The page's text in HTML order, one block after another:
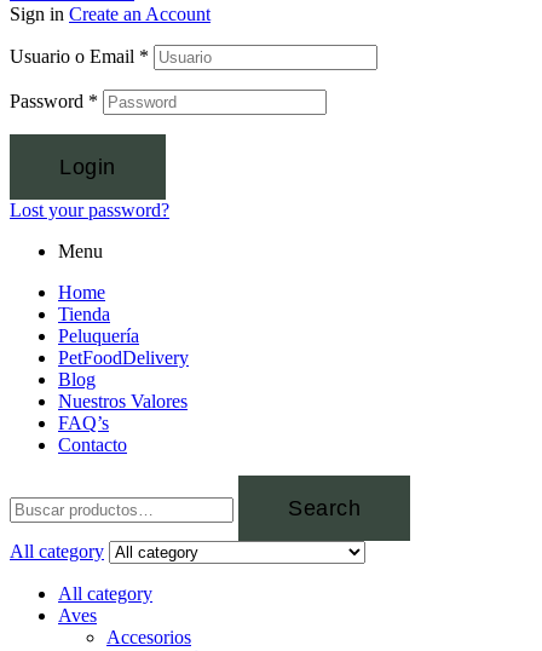
Sign in Create an Account
Usuario o Email *
Password *
Login
Lost your password?
Menu
Home
Tienda
Peluquería
PetFoodDelivery
Blog
Nuestros Valores
FAQ’s
Contacto
Search
All category
All category
Aves
Accesorios